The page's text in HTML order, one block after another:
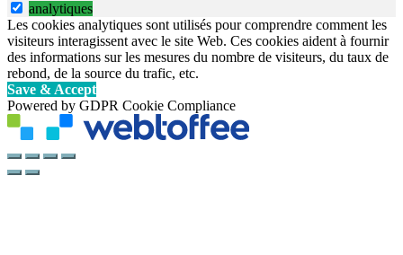
analytiques
Les cookies analytiques sont utilisés pour comprendre comment les
visiteurs interagissent avec le site Web. Ces cookies aident à fournir
des informations sur les mesures du nombre de visiteurs, du taux de
rebond, de la source du trafic, etc.
Save & Accept
Powered by GDPR Cookie Compliance